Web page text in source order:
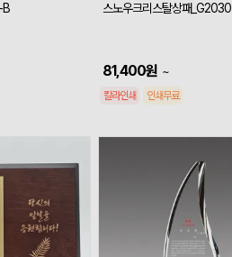
B
스노우크리스탈상패_G2030
81,400원 ~
칼라인쇄 인쇄무료